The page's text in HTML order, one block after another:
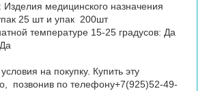
медицинского назначения
25 шт и упак 200шт
температуре 15-25 градусов: Да
на покупку. Купить эту
позвонив по телефону+7(925)52-49-